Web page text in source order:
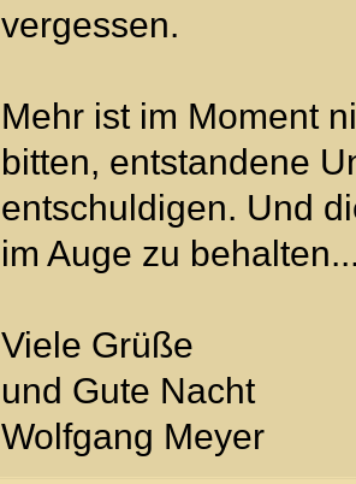
vergessen.
Mehr ist im Moment
bitten, entstandene
entschuldigen. Und
im Auge zu
Viele Grüße
und Gute Nacht
Wolfgang Meyer